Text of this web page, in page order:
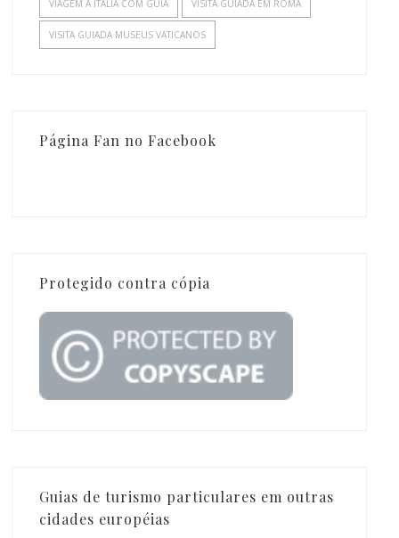
VIAGEM À ITALIA COM GUIA VISITA GUIADA EM ROMA
VISITA GUIADA MUSEUS VATICANOS
Página Fan no Facebook
Protegido contra cópia
Guias de turismo particulares em outras
cidades européias